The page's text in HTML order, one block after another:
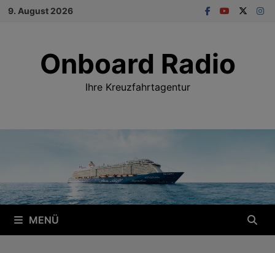
Zum
9. August 2026
Onboard Radio
Ihre Kreuzfahrtagentur
MENÜ